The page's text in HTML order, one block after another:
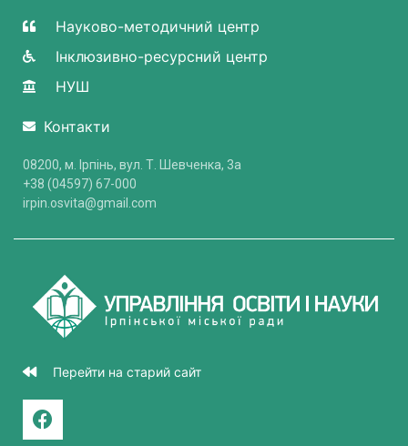
Науково-методичний центр
Інклюзивно-ресурсний центр
НУШ
Контакти
08200, м. Ірпінь, вул. Т. Шевченка, 3a
+38 (04597) 67-000
irpin.osvita@gmail.com
Перейти на старий сайт